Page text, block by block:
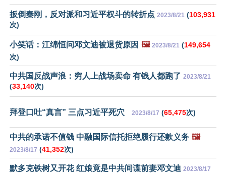
扳倒秦刚，反对派和习近平权斗的转折点 2023/8/21 (103,931
次)
小笑话：江绵恒问邓文迪被退货原因 🖼️ 2023/8/21 (149,654
次)
中共国反战声浪：穷人上战场卖命 有钱人都跑了 2023/8/21
(33,140次)
拜登口吐“真言” 三点习近平死穴 2023/8/17 (65,475次)
中共的承诺不值钱 中融国际信托拒绝履行还款义务 🖼️
2023/8/17 (41,352次)
默多克铁树又开花 红娘竟是中共间谍前妻邓文迪 2023/8/17